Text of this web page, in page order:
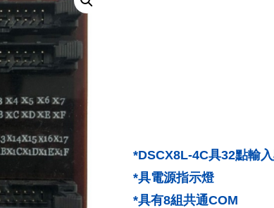
*DSCX8L-4C具32點輸
*具電源指示燈
*具有8組共通COM